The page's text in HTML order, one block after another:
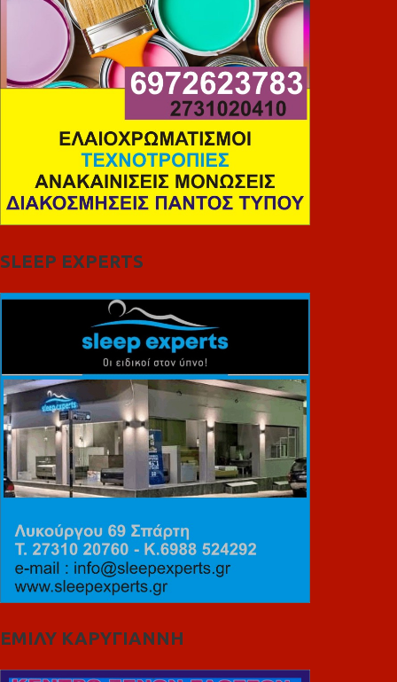
SLEEP EXPERTS
ΕΜΙΛΥ ΚΑΡΥΓΙΑΝΝΗ